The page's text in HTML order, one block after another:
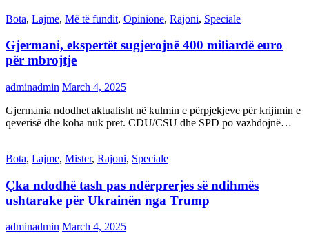
Bota, Lajme, Më të fundit, Opinione, Rajoni, Speciale
Gjermani, ekspertët sugjerojnë 400 miliardë euro
për mbrojtje
adminadmin March 4, 2025
Gjermania ndodhet aktualisht në kulmin e përpjekjeve për krijimin e
qeverisë dhe koha nuk pret. CDU/CSU dhe SPD po vazhdojnë…
Bota, Lajme, Mister, Rajoni, Speciale
Çka ndodhë tash pas ndërprerjes së ndihmës
ushtarake për Ukrainën nga Trump
adminadmin March 4, 2025